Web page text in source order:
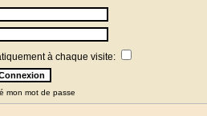
à chaque visite:
mon mot de passe